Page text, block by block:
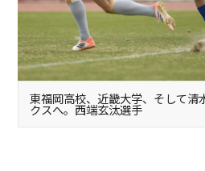
東福岡高校、近畿大学、そして清
クスへ。西端玄汰選手